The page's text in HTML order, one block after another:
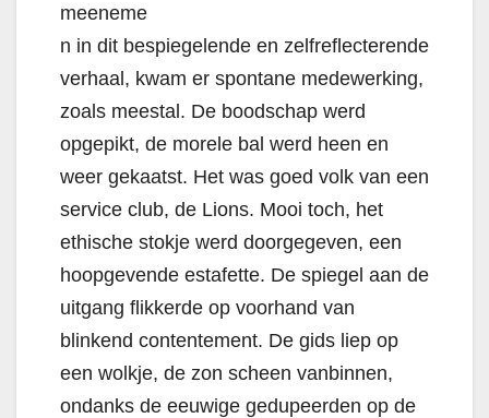
meeneme
n in dit bespiegelende en zelfreflecterende
verhaal, kwam er spontane medewerking,
zoals meestal. De boodschap werd
opgepikt, de morele bal werd heen en
weer gekaatst. Het was goed volk van een
service club, de Lions. Mooi toch, het
ethische stokje werd doorgegeven, een
hoopgevende estafette. De spiegel aan de
uitgang flikkerde op voorhand van
blinkend contentement. De gids liep op
een wolkje, de zon scheen vanbinnen,
ondanks de eeuwige gedupeerden op de